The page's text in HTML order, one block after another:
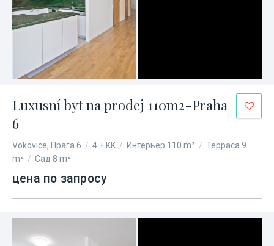
Luxusní byt na prodej 110m2-Praha
6
Vokovice, Прага 6 / 4 + KK / Интерьер 110 m² / Терраса 9
m² / Сад 8 m²
цена по запросу